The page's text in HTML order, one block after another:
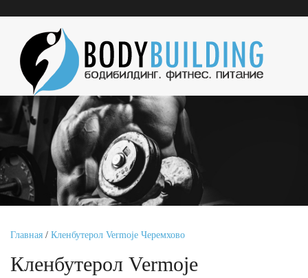
Главная / Кленбутерол Vermoje Черемхово
Кленбутерол Vermoje